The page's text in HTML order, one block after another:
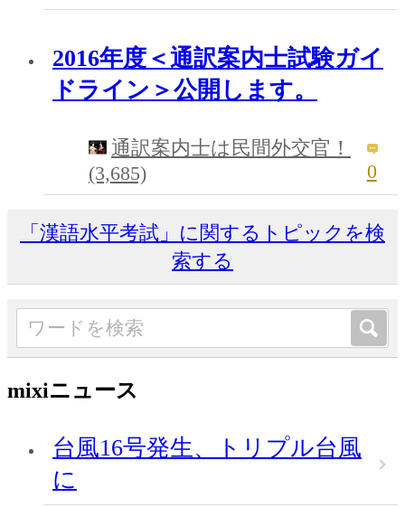
2016年度＜通訳案内士試験ガイ
ドライン＞公開します。
通訳案内士は民間外交官！
(3,685)
0
「漢語水平考試」に関するトピックを検
索する
mixiニュース
台風16号発生、トリプル台風
に